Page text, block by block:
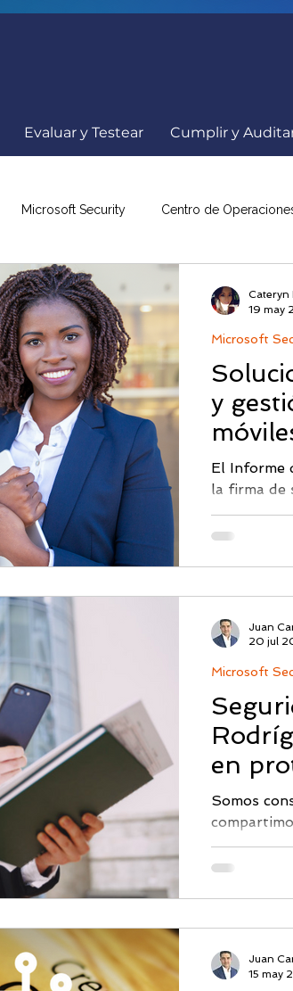
Evaluar y Testear Cumplir y
Microsoft Security Centro de
Comunicados
Resumen de Noticias
DarkWeb PICUS
Abnormal AI Picus BAS CISO
y
El Informe
la firma de
todas las
Microsoft
Cateryn
19 may
en
Somos
mundo en
Microsoft
Juan
20 jul
Juan
15 may